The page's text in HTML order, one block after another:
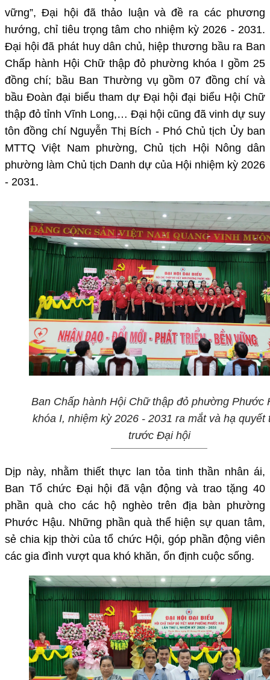
vững”, Đại hội đã thảo luận và đề ra các phương
hướng, chỉ tiêu trọng tâm cho nhiệm kỳ 2026 - 2031.
Đại hội đã phát huy dân chủ, hiệp thương bầu ra Ban
Chấp hành Hội Chữ thập đỏ phường khóa I gồm 25
đồng chí; bầu Ban Thường vụ gồm 07 đồng chí và
bầu Đoàn đại biểu tham dự Đại hội đại biểu Hội Chữ
thập đỏ tỉnh Vĩnh Long,… Đại hội cũng đã vinh dự suy
tôn đồng chí Nguyễn Thị Bích - Phó Chủ tịch Ủy ban
MTTQ Việt Nam phường, Chủ tịch Hội Nông dân
phường làm Chủ tịch Danh dự của Hội nhiệm kỳ 2026
- 2031.
Ban Chấp hành Hội Chữ thập đỏ phường Phước
khóa I, nhiệm kỳ 2026 - 2031 ra mắt và hạ quyết
trước Đại hội
Dịp này, nhằm thiết thực lan tỏa tinh thần nhân ái,
Ban Tổ chức Đại hội đã vận động và trao tặng 40
phần quà cho các hộ nghèo trên địa bàn phường
Phước Hậu. Những phần quà thể hiện sự quan tâm,
sẻ chia kịp thời của tổ chức Hội, góp phần động viên
các gia đình vượt qua khó khăn, ổn định cuộc sống.